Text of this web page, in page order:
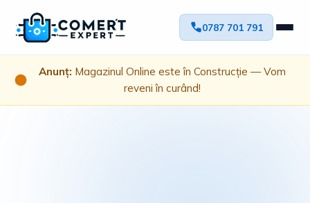
0787 701 791
Anunț: Magazinul Online este în Construcție — Vom
reveni în curând!